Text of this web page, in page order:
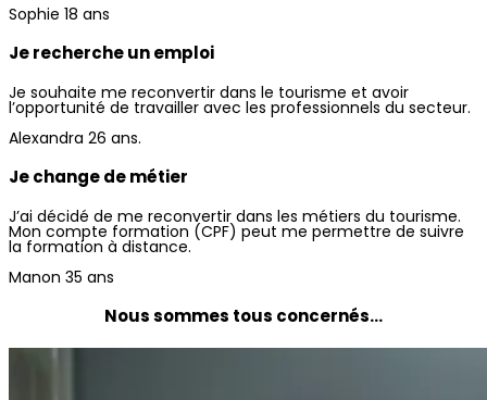
Sophie 18 ans
Je recherche un emploi
Je souhaite me reconvertir dans le tourisme et avoir
l’opportunité de travailler avec les professionnels du secteur.
Alexandra 26 ans.
Je change de métier
J’ai décidé de me reconvertir dans les métiers du tourisme.
Mon compte formation (CPF) peut me permettre de suivre
la formation à distance.
Manon 35 ans
Nous sommes tous concernés…